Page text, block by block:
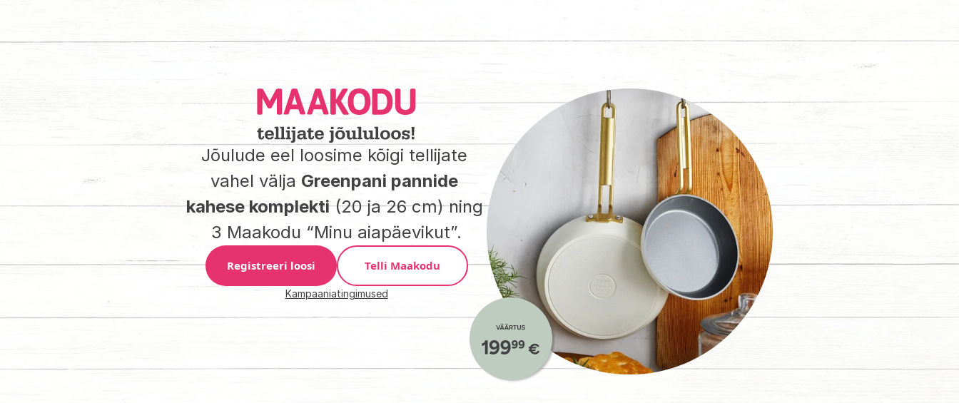
Jõulude eel loosime kõigi tellijate
vahel välja Greenpani pannide
kahese komplekti (20 ja 26 cm) ning
3 Maakodu “Minu aiapäevikut”.
Registreeri loosi Telli Maakodu
Kampaaniatingimused